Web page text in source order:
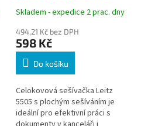
ploché sešívání výkon 30
Skladem - expedice 2 prac. dny
494,21 Kč bez DPH
598 Kč
Do košíku
Celokovová sešívačka Leitz
5505 s plochým sešíváním je
ideální pro efektivní práci s